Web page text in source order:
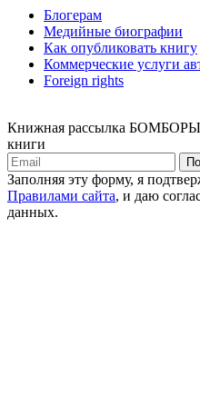
Блогерам
Медийные биографии
Как опубликовать книгу
Коммерческие услуги
Foreign rights
Книжная рассылка
книги
Заполняя эту форму, я
Правилами сайта, и даю
данных.